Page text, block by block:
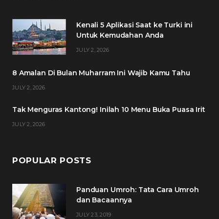
b
t
a
e
Kenali 5 Aplikasi Saat ke Turki ini
Untuk Kemudahan Anda
JULY 2, 2026
8 Amalan Di Bulan Muharram Ini Wajib Kamu Tahu
JULY 2, 2026
Tak Menguras Kantong! Inilah 10 Menu Buka Puasa Irit
JULY 2, 2026
POPULAR POSTS
Panduan Umroh: Tata Cara Umroh
dan Bacaannya
JULY 23, 2019